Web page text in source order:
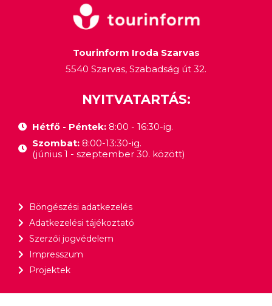
Tourinform Iroda Szarvas
5540 Szarvas, Szabadság út 32.
NYITVATARTÁS:
Hétfő - Péntek:8:00 - 16:30-ig.
Szombat: 8:00-13:30-ig.
(június 1 - szeptember 30. között)
Böngészési adatkezelés
Adatkezelési tájékoztató
Szerzői jogvédelem
Impresszum
Projektek